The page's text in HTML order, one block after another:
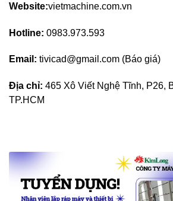
Website:vietmachine.com.vn
Hotline: 0983.973.593
Email: tivicad@gmail.com (Báo giá)
Địa chỉ: 465 Xô Viết Nghệ Tĩnh, P26,
TP.HCM